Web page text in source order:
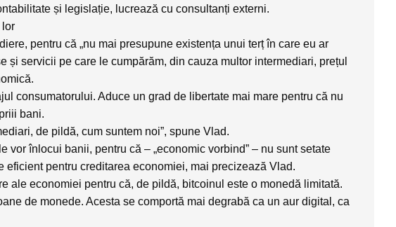
și legislație, lucrează cu consultanți externi.
lor
pentru că „nu mai presupune existența unui terț în care eu ar
și servicii pe care le cumpărăm, din cauza multor intermediari, prețul
consumatorului. Aduce un grad de libertate mai mare pentru că nu
bani.
de pildă, cum suntem noi”, spune Vlad.
vor înlocui banii, pentru că – „economic vorbind” – nu sunt setate
eficient pentru creditarea economiei, mai precizează Vlad.
ale economiei pentru că, de pildă, bitcoinul este o monedă limitată.
de monede. Acesta se comportă mai degrabă ca un aur digital, ca